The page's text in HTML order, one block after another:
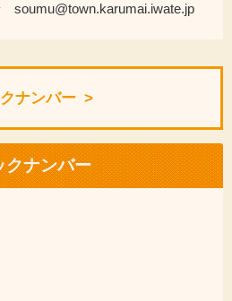
soumu@town.karumai.iwate.jp
ナンバー
クナンバー